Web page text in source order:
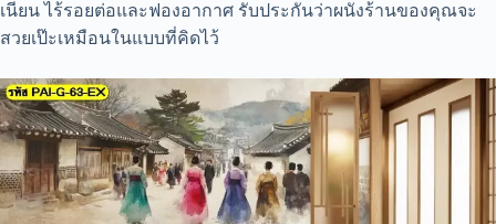
เนียน ไร้รอยต่อและฟองอากาศ รับประกันว่าผนังร้านของคุณจะ
สวยเป๊ะเหมือนในแบบที่คิดไว้